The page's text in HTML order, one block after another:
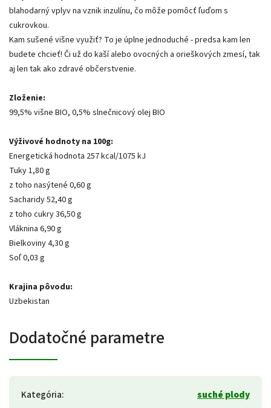
blahodarný vplyv na vznik inzulínu, čo môže pomôcť ľuďom s
cukrovkou.
Kam sušené višne využiť? To je úplne jednoduché - predsa kam len
budete chcieť! Či už do kaší alebo ovocných a orieškových zmesí, tak
aj len tak ako zdravé občerstvenie.
Zloženie:
99,5% višne BIO, 0,5% slnečnicový olej BIO
Výživové hodnoty na 100g:
Energetická hodnota 257 kcal/1075 kJ
Tuky 1,80 g
z toho nasýtené 0,60 g
Sacharidy 52,40 g
z toho cukry 36,50 g
Vláknina 6,90 g
Bielkoviny 4,30 g
Soľ 0,03 g
Krajina pôvodu:
Uzbekistan
Dodatočné parametre
Kategória:
suché plody